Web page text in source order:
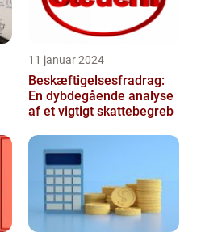
11 januar 2024
Beskæftigelsesfradrag:
En dybdegående analyse
af et vigtigt skattebegreb